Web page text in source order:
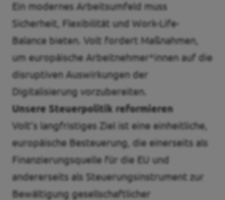
Ein modernes Arbeitsumfeld muss
Sicherheit, Flexibilität und Work-Life-
Balance bieten. Volt fordert Maßnahmen,
um europäische Arbeitnehmer*innen auf die
disruptiven Auswirkungen der
Digitalisierung vorzubereiten.
Unsere Steuerpolitik reformieren
Volt’s langfristiges Ziel ist eine einheitliche,
europäische Besteuerung, die einerseits als
Finanzierungsquelle für die EU und
andererseits als Steuerungsinstrument zur
Bewältigung gesellschaftlicher